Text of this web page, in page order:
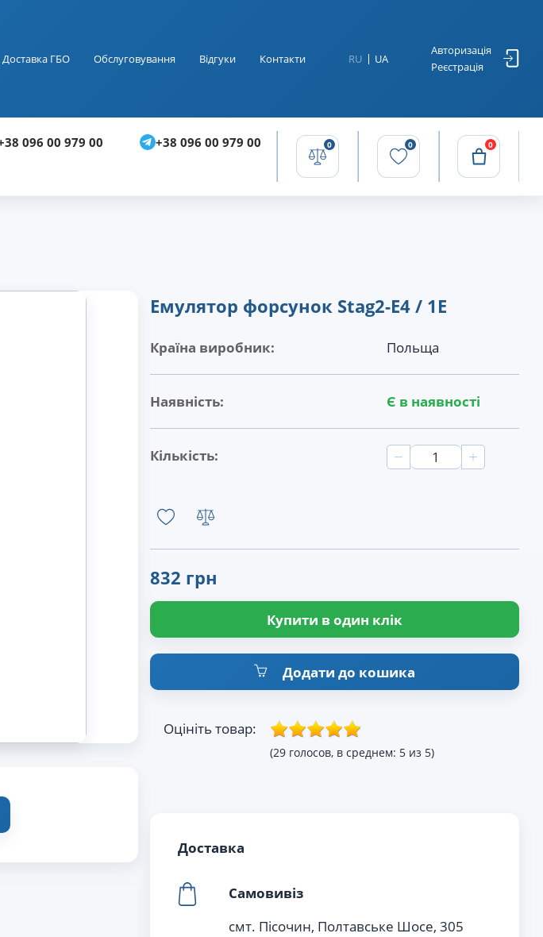
Доставка ГБО Обслуговування Відгуки Контакти RU UA
Авторизація
Реєстрація
096 00 979 00
+38 096 00 979 00 0 0 0
Емулятор форсунок Stag2-E4 / 1E
Країна виробник: Польща
Наявність: Є в наявності
Кількість:
832 грн
Купити в один клік
Додати до кошика
Оцініть товар:
(29 голосов, в среднем: 5 из 5)
Доставка
Самовивіз
смт. Пісочин, Полтавське Шосе, 305